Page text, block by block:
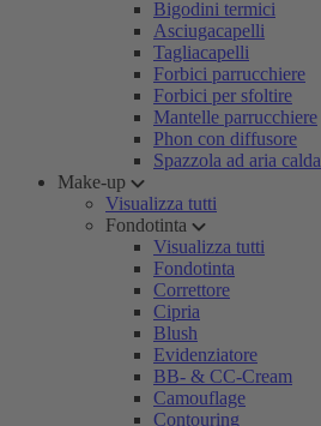
Bigodini termici
Asciugacapelli
Tagliacapelli
Forbici parrucchiere
Forbici per sfoltire
Mantelle parrucchiere
Phon con diffusore
Spazzola ad aria calda
Make-up
Visualizza tutti
Fondotinta
Visualizza tutti
Fondotinta
Correttore
Cipria
Blush
Evidenziatore
BB- & CC-Cream
Camouflage
Contouring